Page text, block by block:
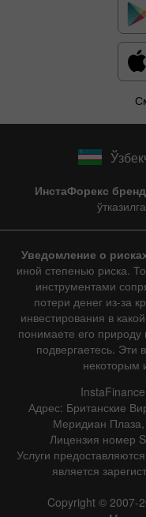
ИнстаФорекс
Уведомление о
иной степенью риска.
инструментами
потери денег из-за
инвестирования в
понимаете его
подвергаетесь. Эти
некоторым
Адрес: Британские
Меридиан Плаза,
Лицензия номер
Услуги
является
Copyright © 2007-